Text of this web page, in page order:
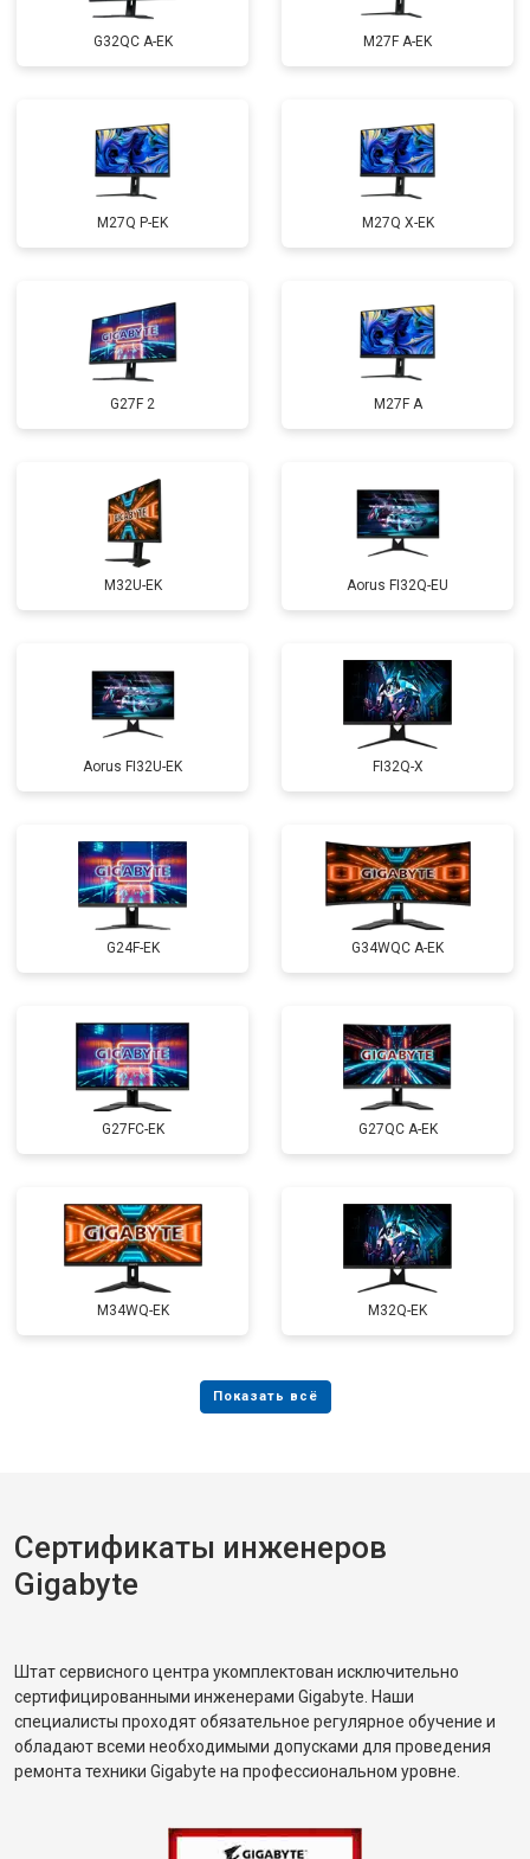
G32QC A-EK M27F A-EK
M27Q P-EK M27Q X-EK
G27F 2 M27F A
M32U-EK Aorus FI32Q-EU
Aorus FI32U-EK FI32Q-X
G24F-EK G34WQC A-EK
G27FC-EK G27QC A-EK
M34WQ-EK M32Q-EK
Сертификаты инженеров
Gigabyte
Штат сервисного центра укомплектован исключительно
сертифицированными инженерами Gigabyte. Наши
специалисты проходят обязательное регулярное обучение и
обладают всеми необходимыми допусками для проведения
ремонта техники Gigabyte на профессиональном уровне.